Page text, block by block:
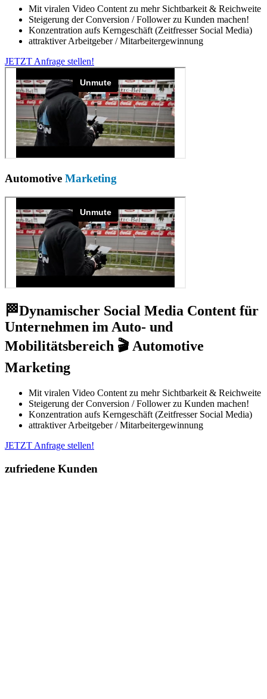
Mit viralen Video Content zu mehr Sichtbarkeit & Reichweite
Steigerung der Conversion / Follower zu Kunden machen!
Konzentration aufs Kerngeschäft (Zeitfresser Social Media)
attraktiver Arbeitgeber / Mitarbeitergewinnung
JETZT Anfrage stellen!
Automotive Marketing
🏁Dynamischer Social Media Content für
Unternehmen im Auto- und
Mobilitätsbereich 🎬 Automotive
Marketing
Mit viralen Video Content zu mehr Sichtbarkeit & Reichweite
Steigerung der Conversion / Follower zu Kunden machen!
Konzentration aufs Kerngeschäft (Zeitfresser Social Media)
attraktiver Arbeitgeber / Mitarbeitergewinnung
JETZT Anfrage stellen!
zufriedene Kunden